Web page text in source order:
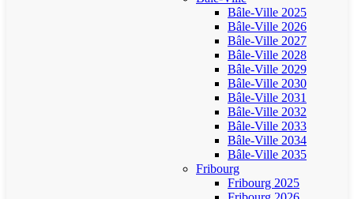
Bâle-Ville 2025
Bâle-Ville 2026
Bâle-Ville 2027
Bâle-Ville 2028
Bâle-Ville 2029
Bâle-Ville 2030
Bâle-Ville 2031
Bâle-Ville 2032
Bâle-Ville 2033
Bâle-Ville 2034
Bâle-Ville 2035
Fribourg
Fribourg 2025